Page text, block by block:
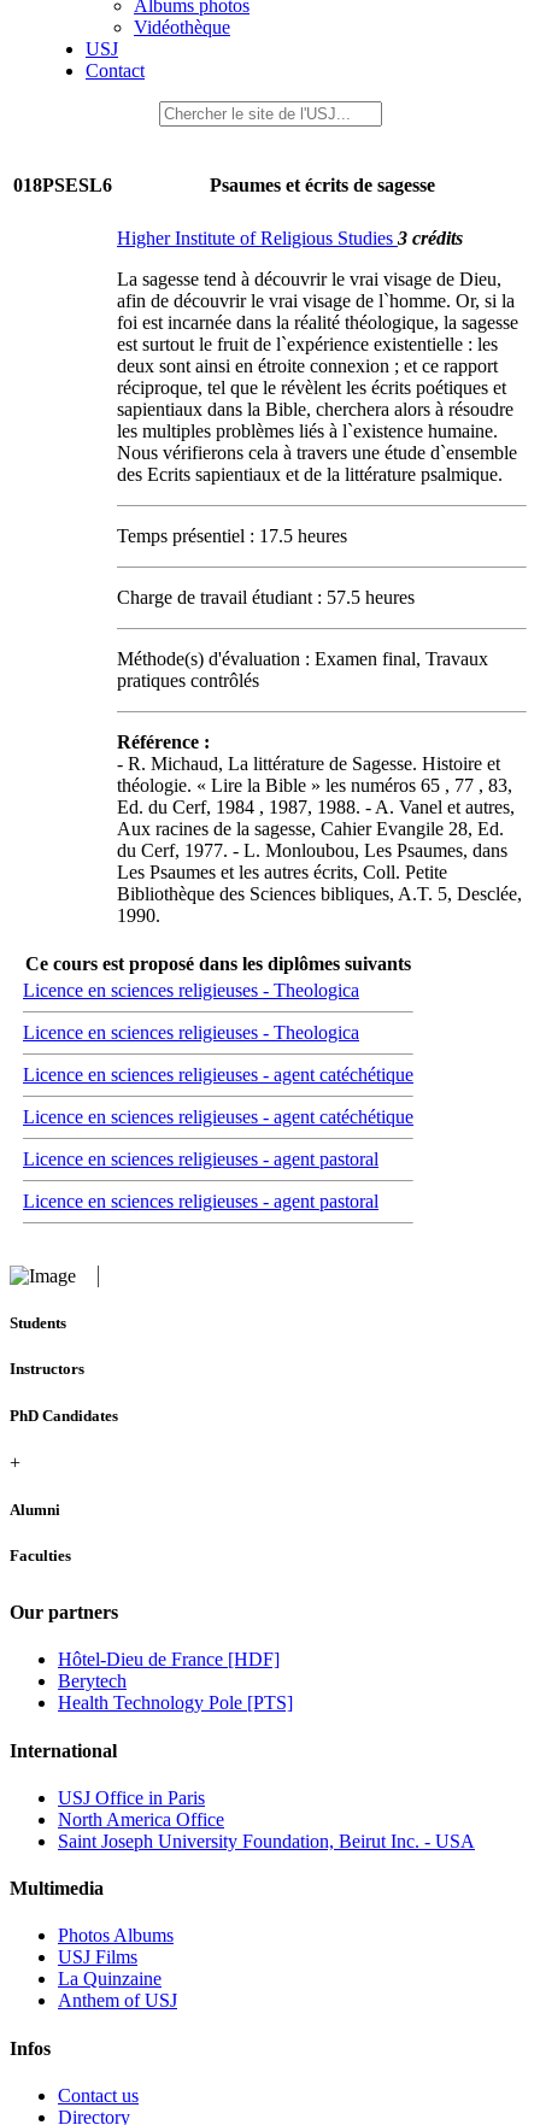
Albums photos
Vidéothèque
USJ
Contact
018PSESL6 Psaumes et écrits de sagesse
Higher Institute of Religious Studies 3 crédits
La sagesse tend à découvrir le vrai visage de Dieu,
afin de découvrir le vrai visage de l`homme. Or, si la
foi est incarnée dans la réalité théologique, la sagesse
est surtout le fruit de l`expérience existentielle : les
deux sont ainsi en étroite connexion ; et ce rapport
réciproque, tel que le révèlent les écrits poétiques et
sapientiaux dans la Bible, cherchera alors à résoudre
les multiples problèmes liés à l`existence humaine.
Nous vérifierons cela à travers une étude d`ensemble
des Ecrits sapientiaux et de la littérature psalmique.
Temps présentiel : 17.5 heures
Charge de travail étudiant : 57.5 heures
Méthode(s) d'évaluation : Examen final, Travaux
pratiques contrôlés
Référence :
- R. Michaud, La littérature de Sagesse. Histoire et
théologie. « Lire la Bible » les numéros 65 , 77 , 83,
Ed. du Cerf, 1984 , 1987, 1988. - A. Vanel et autres,
Aux racines de la sagesse, Cahier Evangile 28, Ed.
du Cerf, 1977. - L. Monloubou, Les Psaumes, dans
Les Psaumes et les autres écrits, Coll. Petite
Bibliothèque des Sciences bibliques, A.T. 5, Desclée,
1990.
Ce cours est proposé dans les diplômes suivants
Licence en sciences religieuses - Theologica
Licence en sciences religieuses - Theologica
Licence en sciences religieuses - agent catéchétique
Licence en sciences religieuses - agent catéchétique
Licence en sciences religieuses - agent pastoral
Licence en sciences religieuses - agent pastoral
Students
Instructors
PhD Candidates
+
Alumni
Faculties
Our partners
Hôtel-Dieu de France [HDF]
Berytech
Health Technology Pole [PTS]
International
USJ Office in Paris
North America Office
Saint Joseph University Foundation, Beirut Inc. - USA
Multimedia
Photos Albums
USJ Films
La Quinzaine
Anthem of USJ
Infos
Contact us
Directory